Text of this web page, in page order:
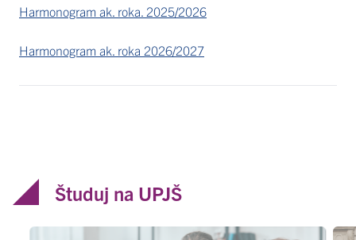
Harmonogram ak. roka. 2025/2026
Harmonogram ak. roka 2026/2027
Študuj na UPJŠ